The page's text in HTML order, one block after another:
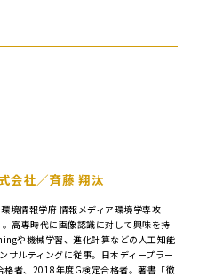
会社／斉藤 翔汰
境情報学府 情報メディア環境学専攻
高専時代に画像認識に対して興味を持
や機械学習、進化計算などの人工知能
サルティングに従事。日本ディープラー
者、2018年度G検定合格者。著書「徹